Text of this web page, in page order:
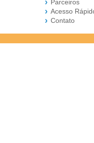
Parceiros
Acesso
Contato